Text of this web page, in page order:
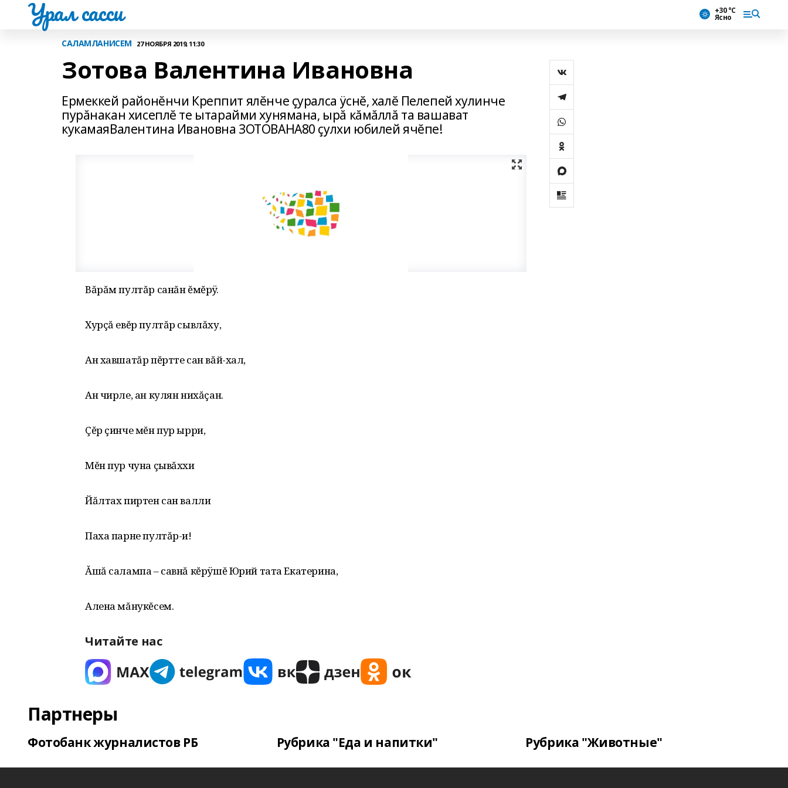
Урал сасси +30 °С
Ясно
САЛАМЛАНИСЕМ 27 НОЯБРЯ 2019, 11:30
Зотова Валентина Ивановна
Ермеккей районĕнчи Креппит ялĕнче çуралса ÿснĕ‚ халĕ Пелепей хулинче
пурăнакан хисеплĕ те ытарайми хунямана‚ ырă кăмăллă та вашават
кукамаяВалентина Ивановна ЗОТОВАНА80 çулхи юбилей ячĕпе!
Вăрăм пултăр санăн ĕмĕрÿ.
Хурçă евĕр пултăр сывлăху‚
Ан хавшатăр пĕртте сан вăй-хал‚
Ан чирле‚ ан кулян нихăçан.
Çĕр çинче мĕн пур ырри‚
Мĕн пур чуна çывăххи
Йăлтах пиртен сан валли
Паха парне пултăр-и!
Ăшă салампа – савнă кĕрÿшĕ Юрий тата Екатерина‚
Алена мăнукĕсем.
Читайте нас
Партнеры
Фотобанк журналистов РБ Рубрика "Еда и напитки" Рубрика "Животные"